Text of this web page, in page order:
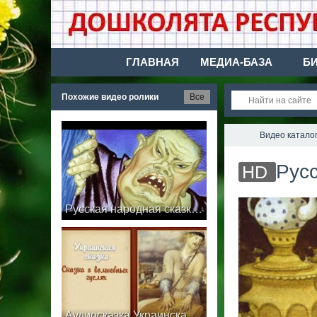
ГЛАВНАЯ МЕДИА-БАЗА
Видео каталог
HD
Похожие видео ролики Все
Русская народная сказка Чудесные ягоды